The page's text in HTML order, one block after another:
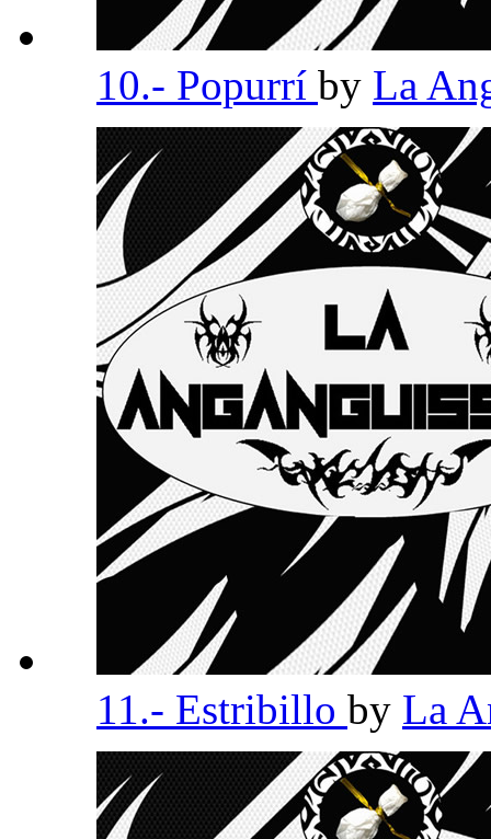
10.- Popurrí by La
11.- Estribillo by La